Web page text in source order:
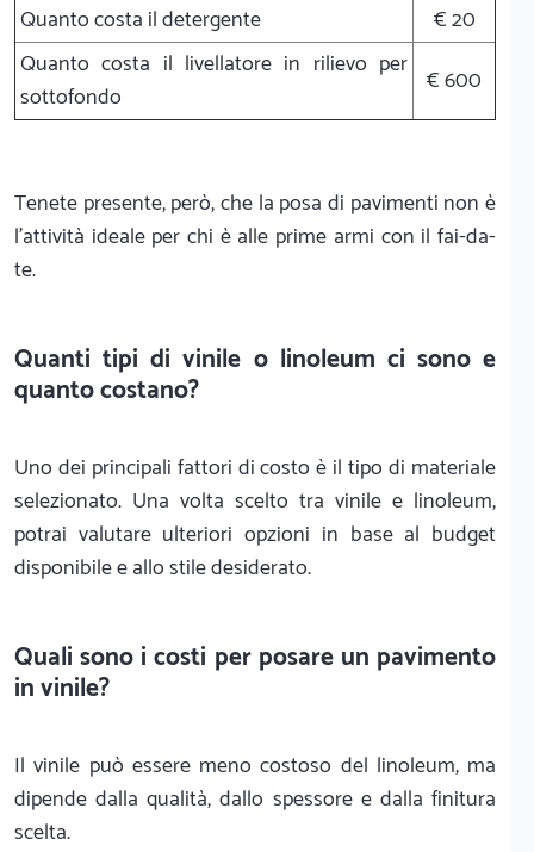
Quanto costa il detergente
€ 20
Quanto costa il livellatore in rilievo per
sottofondo
€ 600
Tenete presente, però, che la posa di pavimenti non è
l'attività ideale per chi è alle prime armi con il fai-da-
te.
Quanti tipi di vinile o linoleum ci sono e
quanto costano?
Uno dei principali fattori di costo è il tipo di materiale
selezionato. Una volta scelto tra vinile e linoleum,
potrai valutare ulteriori opzioni in base al budget
disponibile e allo stile desiderato.
Quali sono i costi per posare un pavimento
in vinile?
Il vinile può essere meno costoso del linoleum, ma
dipende dalla qualità, dallo spessore e dalla finitura
scelta.